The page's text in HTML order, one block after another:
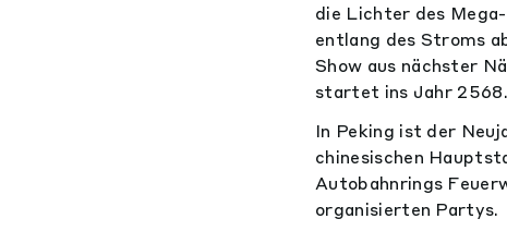
die Lichter des
entlang des Stroms
Show aus nächster
startet ins Jahr 2568.
In Peking ist der
chinesischen
Autobahnrings
organisierten Partys.